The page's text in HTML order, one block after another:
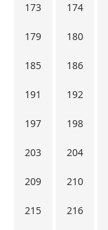
173 174
179 180
185 186
191 192
197 198
203 204
209 210
215 216